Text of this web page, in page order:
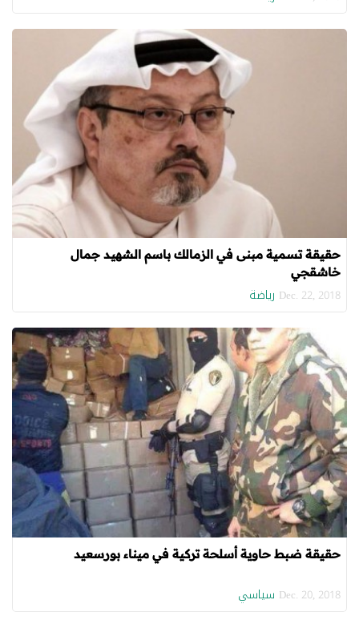
حقيقة تسمية مبنى في الزمالك باسم الشهيد جمال
خاشقجي
Dec. 22, 2018 رياضة
حقيقة ضبط حاوية أسلحة تركية في ميناء بورسعيد
Dec. 20, 2018 سياسي